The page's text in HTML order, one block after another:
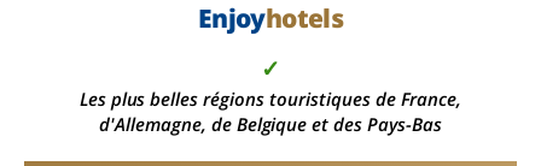
Enjoyhotels
✓
Les plus belles régions touristiques de France,
d'Allemagne, de Belgique et des Pays-Bas